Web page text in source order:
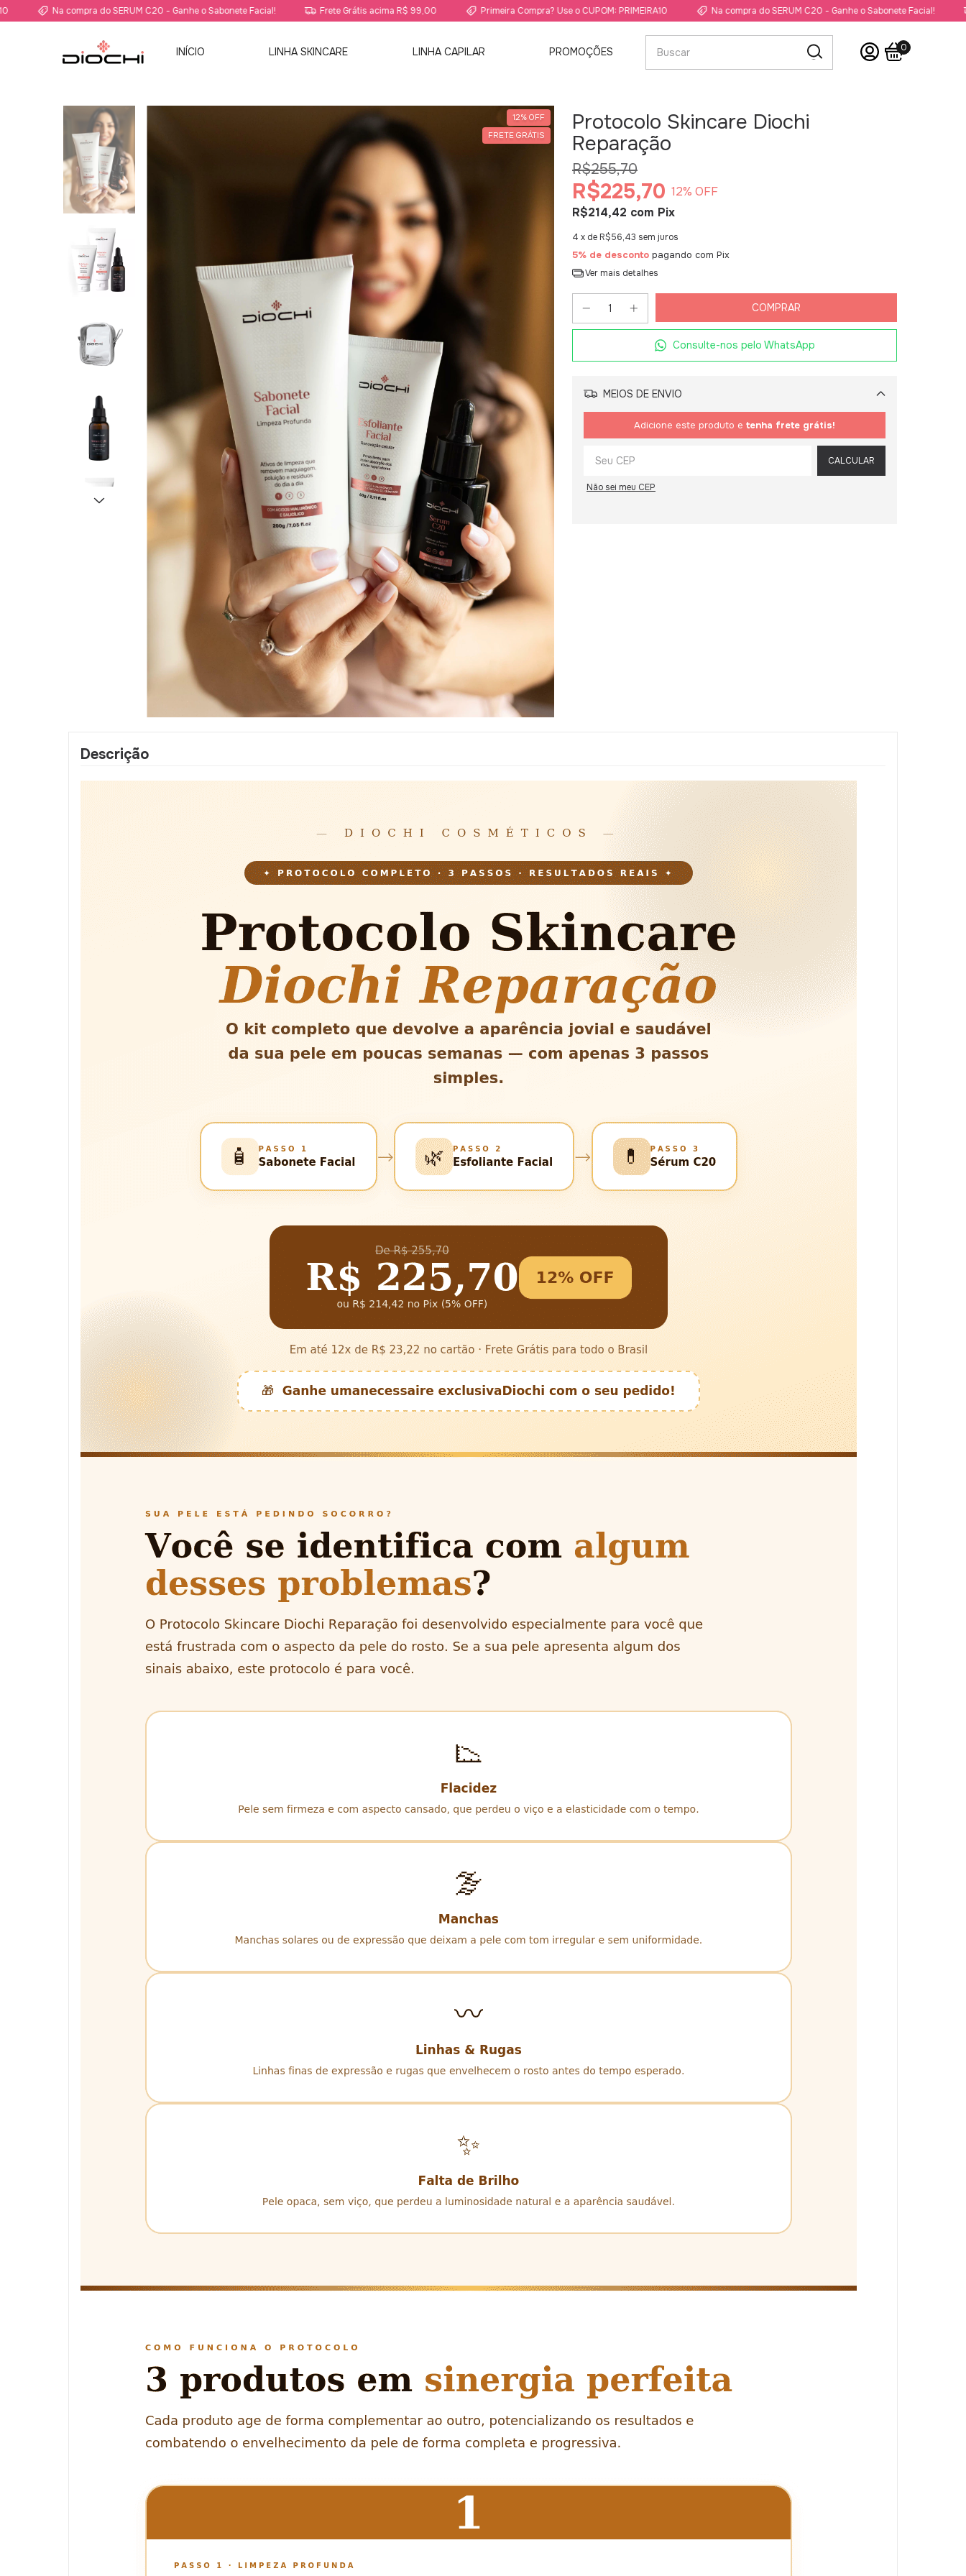
Na compra do SERUM C20 - Ganhe o Sabonete Facial! Frete Grátis acima R$ 99,00 Primeira Compra? Use o CUPOM: PRIMEIRA10 Na compra do SERUM C20 - Ganhe o Sabonete Facial! Frete
INÍCIO LINHA SKINCARE LINHA CAPILAR PROMOÇÕES 0
12% OFF
FRETE GRÁTIS
Protocolo Skincare Diochi
Reparação
R$255,70
R$225,70 12% OFF
R$214,42 com Pix
4 x de R$56,43 sem juros
5% de desconto pagando com Pix
Ver mais detalhes
Consulte-nos pelo WhatsApp
MEIOS DE ENVIO
Alterar CEP
Adicione este produto e tenha frete grátis!
CALCULAR
Não sei meu CEP
Descrição